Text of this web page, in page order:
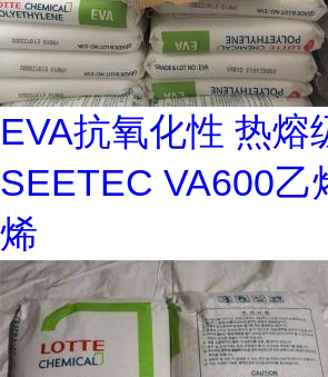
EVA抗氧化性 热熔
SEETEC VA600乙
烯